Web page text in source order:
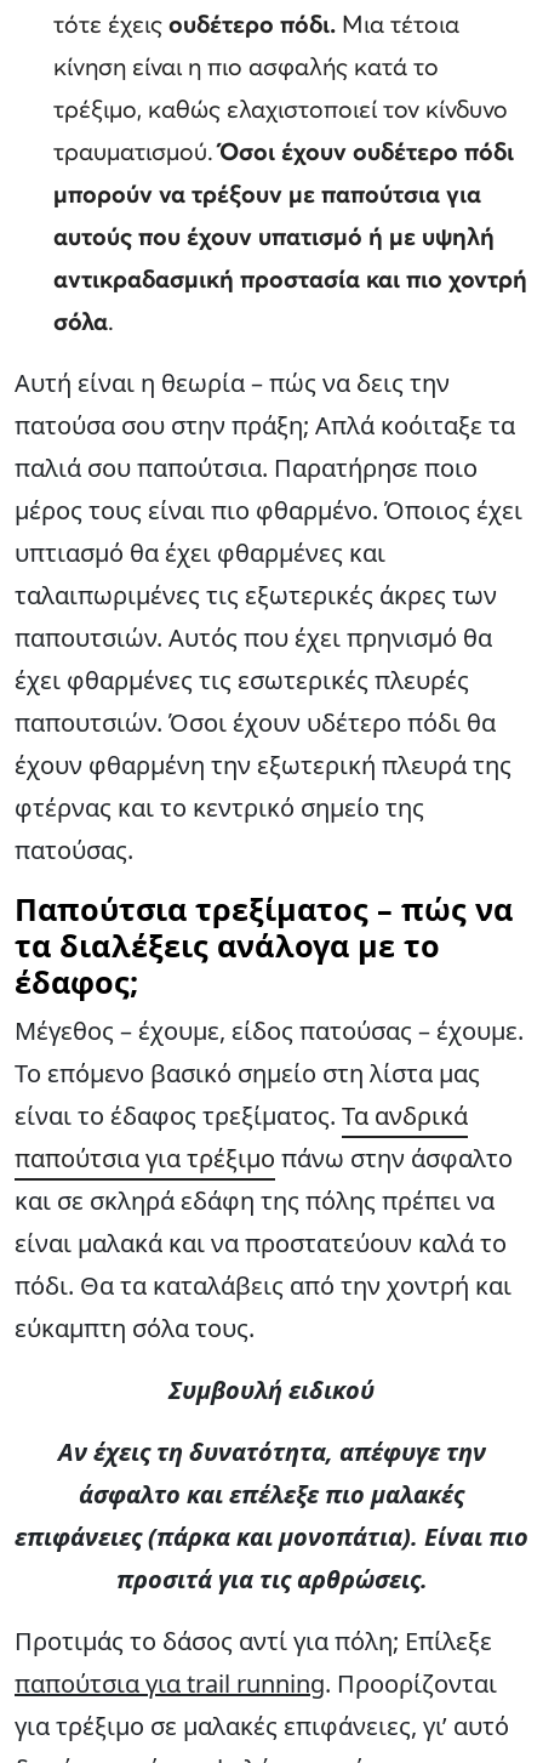
τότε έχεις ουδέτερο πόδι. Μια τέτοια
κίνηση είναι η πιο ασφαλής κατά το
τρέξιμο, καθώς ελαχιστοποιεί τον κίνδυνο
τραυματισμού.Όσοι έχουν ουδέτερο πόδι
μπορούν να τρέξουν με παπούτσια για
αυτούς που έχουν υπατισμό ή με υψηλή
αντικραδασμική προστασία και πιο χοντρή
σόλα.
Αυτή είναι η θεωρία – πώς να δεις την
πατούσα σου στην πράξη; Απλά κοόιταξε τα
παλιά σου παπούτσια. Παρατήρησε ποιο
μέρος τους είναι πιο φθαρμένο. Όποιος έχει
υπτιασμό θα έχει φθαρμένες και
ταλαιπωριμένες τις εξωτερικές άκρες των
παπουτσιών. Αυτός που έχει πρηνισμό θα
έχει φθαρμένες τις εσωτερικές πλευρές
παπουτσιών. Όσοι έχουν υδέτερο πόδι θα
έχουν φθαρμένη την εξωτερική πλευρά της
φτέρνας και το κεντρικό σημείο της
πατούσας.
Παπούτσια τρεξίματος – πώς να
τα διαλέξεις ανάλογα με το
έδαφος;
Μέγεθος – έχουμε, είδος πατούσας – έχουμε.
Το επόμενο βασικό σημείο στη λίστα μας
είναι το έδαφος τρεξίματος. Τα ανδρικά
παπούτσια για τρέξιμο πάνω στην άσφαλτο
και σε σκληρά εδάφη της πόλης πρέπει να
είναι μαλακά και να προστατεύουν καλά το
πόδι. Θα τα καταλάβεις από την χοντρή και
εύκαμπτη σόλα τους.
Συμβουλή ειδικού
Αν έχεις τη δυνατότητα, απέφυγε την
άσφαλτο και επέλεξε πιο μαλακές
επιφάνειες (πάρκα και μονοπάτια). Είναι πιο
προσιτά για τις αρθρώσεις.
Προτιμάς το δάσος αντί για πόλη; Επίλεξε
παπούτσια για trail running. Προορίζονται
για τρέξιμο σε μαλακές επιφάνειες, γι’ αυτό